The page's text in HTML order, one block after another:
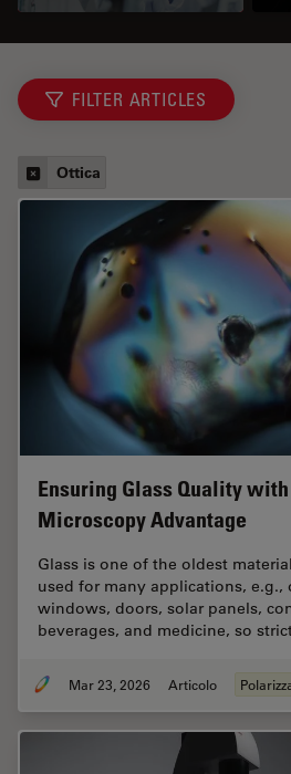
FILTER ARTICLES
Ottica
Ensuring Glass Quality
Microscopy Advantage
Glass is one of the oldest
used for many applications, e.g.,
windows, doors, solar panels,
beverages, and medicine, so
Mar 23, 2026 Articolo